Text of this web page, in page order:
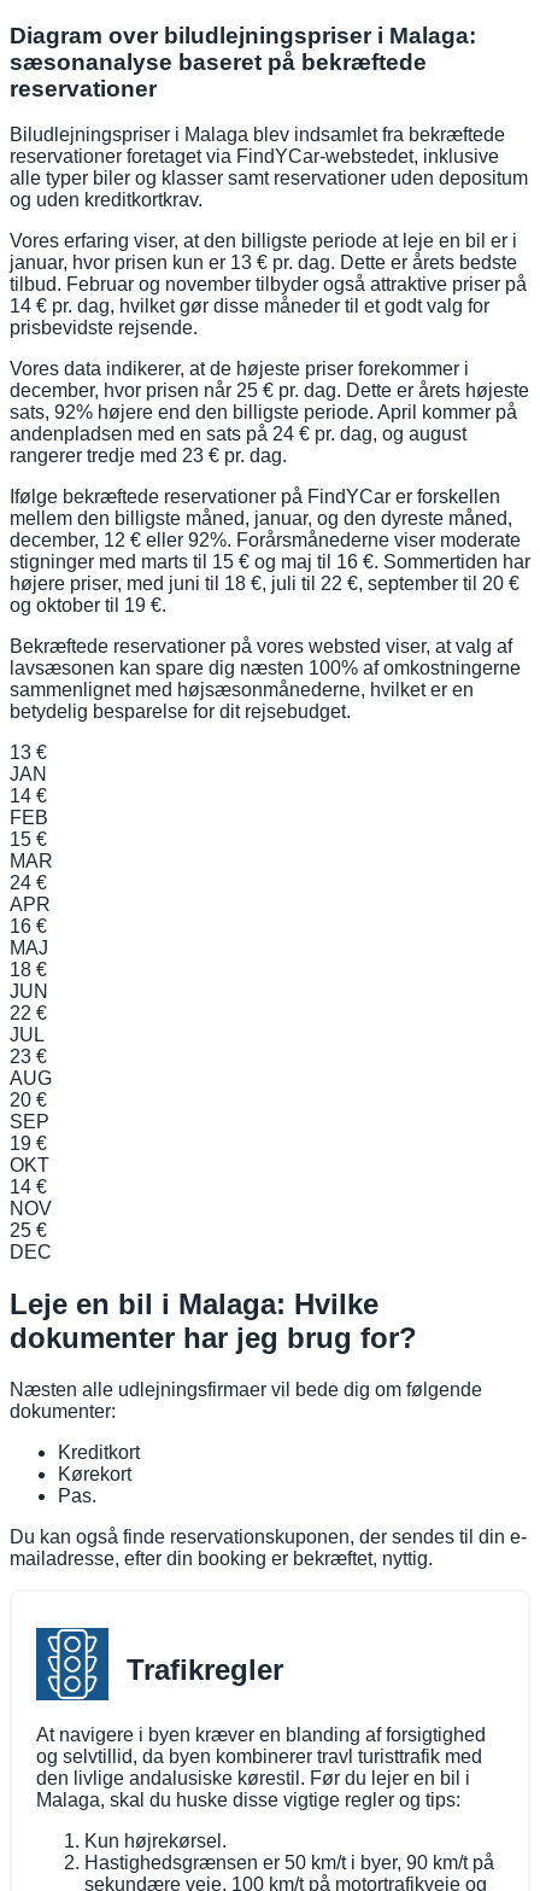
Diagram over biludlejningspriser i Malaga:
sæsonanalyse baseret på bekræftede
reservationer
Biludlejningspriser i Malaga blev indsamlet fra bekræftede
reservationer foretaget via FindYCar-webstedet, inklusive
alle typer biler og klasser samt reservationer uden depositum
og uden kreditkortkrav.
Vores erfaring viser, at den billigste periode at leje en bil er i
januar, hvor prisen kun er 13 € pr. dag. Dette er årets bedste
tilbud. Februar og november tilbyder også attraktive priser på
14 € pr. dag, hvilket gør disse måneder til et godt valg for
prisbevidste rejsende.
Vores data indikerer, at de højeste priser forekommer i
december, hvor prisen når 25 € pr. dag. Dette er årets højeste
sats, 92% højere end den billigste periode. April kommer på
andenpladsen med en sats på 24 € pr. dag, og august
rangerer tredje med 23 € pr. dag.
Ifølge bekræftede reservationer på FindYCar er forskellen
mellem den billigste måned, januar, og den dyreste måned,
december, 12 € eller 92%. Forårsmånederne viser moderate
stigninger med marts til 15 € og maj til 16 €. Sommertiden har
højere priser, med juni til 18 €, juli til 22 €, september til 20 €
og oktober til 19 €.
Bekræftede reservationer på vores websted viser, at valg af
lavsæsonen kan spare dig næsten 100% af omkostningerne
sammenlignet med højsæsonmånederne, hvilket er en
betydelig besparelse for dit rejsebudget.
13 €
JAN
14 €
FEB
15 €
MAR
24 €
APR
16 €
MAJ
18 €
JUN
22 €
JUL
23 €
AUG
20 €
SEP
19 €
OKT
14 €
NOV
25 €
DEC
Leje en bil i Malaga: Hvilke
dokumenter har jeg brug for?
Næsten alle udlejningsfirmaer vil bede dig om følgende
dokumenter:
Kreditkort
Kørekort
Pas.
Du kan også finde reservationskuponen, der sendes til din e-
mailadresse, efter din booking er bekræftet, nyttig.
Trafikregler
At navigere i byen kræver en blanding af forsigtighed
og selvtillid, da byen kombinerer travl turisttrafik med
den livlige andalusiske kørestil. Før du lejer en bil i
Malaga, skal du huske disse vigtige regler og tips:
Kun højrekørsel.
Hastighedsgrænsen er 50 km/t i byer, 90 km/t på
sekundære veje, 100 km/t på motortrafikveje og